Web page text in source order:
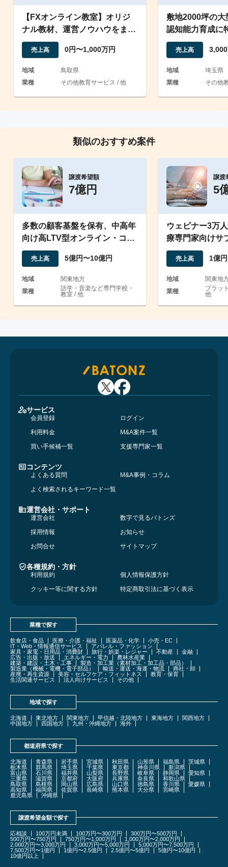
【FXオンライン教室】オリジ
ナル教材、運営ノウハウをまる
ごと譲渡
売上高 0円〜1,000万円
地域
鳥取県
業種
その他教育サービス / 他
敷地2000坪の
認知能力育成に
型フリースクー
売上高
地域
埼玉県
業種
その他
類似のおすすめ案件
譲渡希望額
7億円
多数の顧客基盤を保有、中高年
向け高LTV型オンライン・コミ
ュニティ
売上高 5億円〜10億円
地域
関東地方
業種
語学・音楽など専門学校・
教室 / 他
譲渡
5
ウェビナー3万
療専門家向けサ
業の譲渡案件
売上高 1億
地域
関東地
業種
プラッ
他
サービス
会員登録
ログイン
利用料金
M&A案件一覧
買い手候補一覧
支援専門家一覧
コンテンツ
よくある質問
M&A事例・コラム
よく検索されるキーワード一覧
運営会社・サポート
運営会社
数字で見るバトンズ
採用情報
お知らせ
お問合せ
サイトマップ
各種規約・方針
利用規約
個人情報保護方針
クッキー等に関する方針
特定商取引法に基づく表示
業種で探す
飲食店・食品 医療・介護・福祉 医薬品・化学
小売・EC
IT・Web・情報通信サービス
アパレル・ファッション
家具・家電・日用品・消費財
旅行・娯楽・レジャー 不動産
金融
広告・出版・放送
エネルギー・電力
農林水産業
建築・建設・土木・工事
製造・加工業（素材加工・加工品・部品）
製造業（機械・電機・電子部品）
輸送・運送・海運・物流
商社・卸
産廃・再生資源
美容・セルフケア・フィットネス
教育・保育
生活関連サービス
法人向けサービス その他
地域で探す
北海道 東北地方 関東地方 甲信越・北陸地方 東海地方
関西地方
中国地方
四国地方 九州・沖縄地方 海外
都道府県で探す
北海道 青森県 岩手県 宮城県 秋田県 山形県 福島県
茨城県
栃木県
群馬県 埼玉県 千葉県 東京都 神奈川県
新潟県
富山県
石川県 福井県 山梨県 長野県 岐阜県 静岡県
愛知県
三重県
滋賀県 京都府 大阪府 兵庫県 奈良県
和歌山県
鳥取県
島根県 岡山県 広島県 山口県 徳島県 香川県
愛媛県
高知県
福岡県 佐賀県 長崎県 熊本県 大分県
宮崎県
鹿児島県
沖縄県
譲渡希望金額で探す
応相談 100万円未満 100万円〜300万円
300万円〜500万円
500万円〜750万円
750万円〜1,000万円
1,000万円〜2,000万円
2,000万円〜3,000万円
3,000万円〜5,000万円
5,000万円〜7,500万円
7,500万円〜1億円
1億円〜2.5億円 2.5億円〜5億円
5億円〜10億円
10億円以上